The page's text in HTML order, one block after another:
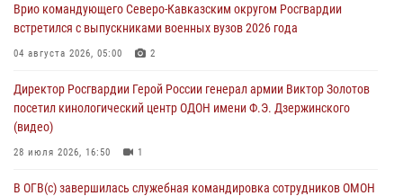
08 августа 2026, 07:00
ОМОН «Ойрат» Управления Росгвардии по Республике Калмыкия
08 августа 2026, 07:00
Врио командующего Северо-Кавказским округом Росгвардии
встретился с выпускниками военных вузов 2026 года
04 августа 2026, 05:00 2
Директор Росгвардии Герой России генерал армии Виктор Золотов
посетил кинологический центр ОДОН имени Ф.Э. Дзержинского
(видео)
28 июля 2026, 16:50 1
В ОГВ(с) завершилась служебная командировка сотрудников ОМОН